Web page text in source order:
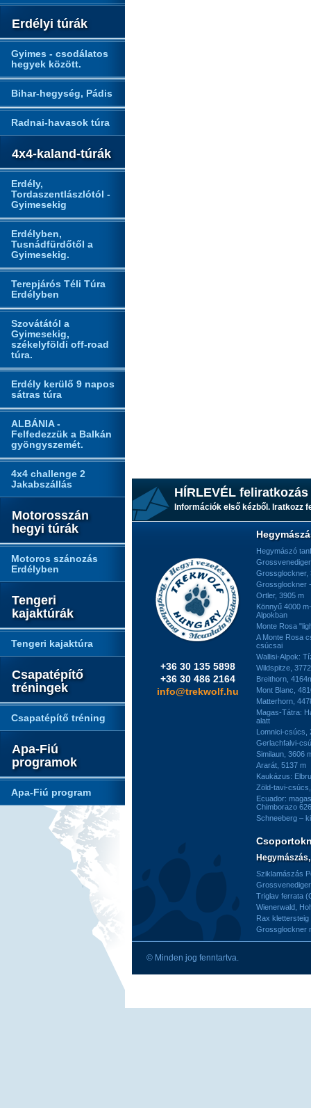
Erdélyi túrák
Gyimes - csodálatos
hegyek között.
Bihar-hegység, Pádis
Radnai-havasok túra
4x4-kaland-túrák
Erdély,
Tordaszentlászlótól -
Gyimesekig
Erdélyben,
Tusnádfürdőtől a
Gyimesekig.
Terepjárós Téli Túra
Erdélyben
Szovátától a
Gyimesekig,
székelyföldi off-road
túra.
Erdély kerülő 9 napos
sátras túra
ALBÁNIA -
Felfedezzük a Balkán
gyöngyszemét.
4x4 challenge 2
Jakabszállás
Motorosszán
hegyi túrák
Motoros szánozás
Erdélyben
Tengeri
kajaktúrák
Tengeri kajaktúra
Csapatépítő
tréningek
Csapatépítő tréning
Apa-Fiú
programok
Apa-Fiú program
HÍRLEVÉL feliratkozás
Információk első kézből. Iratkozz
+36 30 135 5898
+36 30 486 2164
info@trekwolf.hu
Hegymászó
Grossglockner,
Grossglockner
Ortler, 3905 m
Könnyű 4000
Alpokban
Monte Rosa
A Monte Rosa
csúcsai
Wallisi-Alpok:
Wildspitze,
Breithorn,
Mont Blanc,
Matterhorn,
Magas-Tátra:
alatt
Lomnici-csúcs,
Gerlachfalvi-
Similaun, 3606
Ararát, 5137 m
Kaukázus:
Zöld-tavi-
Ecuador:
Chimborazo
Schneeberg –
Sziklamászás
Triglav ferrata
Wienerwald,
Rax
Grossglockner
© Minden jog fenntartva.